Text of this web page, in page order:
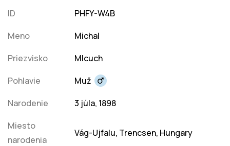
ID
PHFY-W4B
Meno
Michal
Priezvisko
Mlcuch
Pohlavie
Muž
Narodenie
3 júla, 1898
Miesto
narodenia
Vág-Ujfalu, Trencsen, Hungary